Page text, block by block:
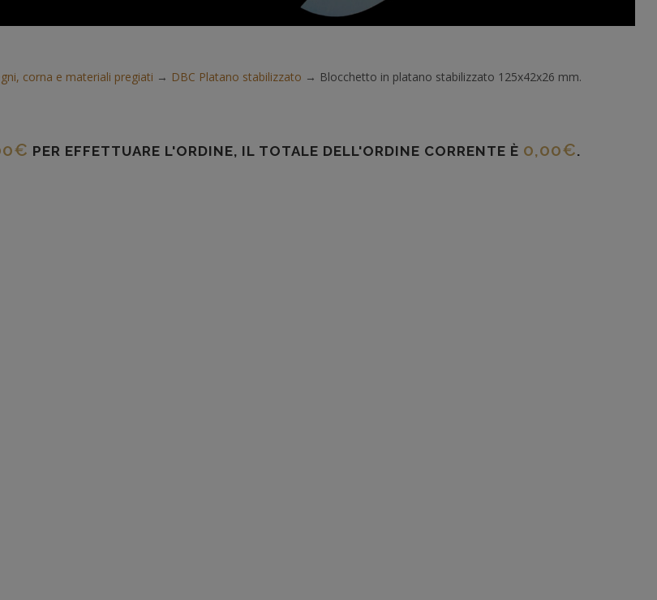
corna e materiali pregiati → DBC Platano stabilizzato → Blocchetto in platano stabilizzato 125x42x26 mm.
€ PER EFFETTUARE L'ORDINE, IL TOTALE DELL'ORDINE CORRENTE È 0,00€.